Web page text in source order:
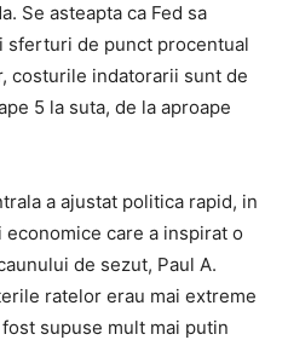
Se asteapta ca Fed sa
sferturi de punct procentual
costurile indatorarii sunt de
5 la suta, de la aproape
a ajustat politica rapid, in
care a inspirat o
de sezut, Paul A.
ratelor erau mai extreme
supuse mult mai putin